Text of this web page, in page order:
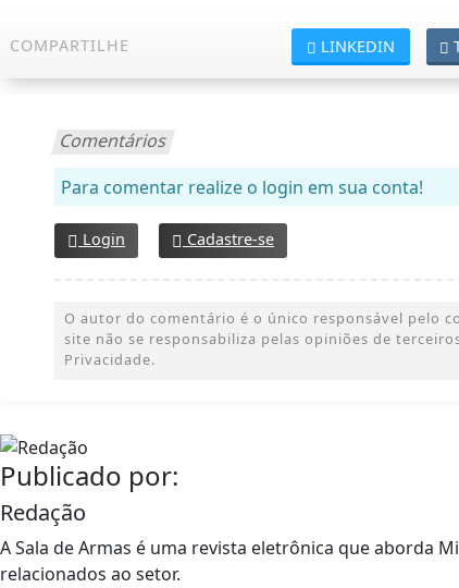
COMPARTILHE LINKEDIN
Comentários
Para comentar realize o login em sua conta!
Login Cadastre-se
O autor do comentário é o único responsável pelo
site não se responsabiliza pelas opiniões de
Privacidade.
Publicado por:
Redação
A Sala de Armas é uma revista eletrônica que aborda
relacionados ao setor.